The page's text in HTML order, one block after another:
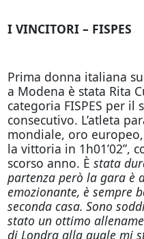
I VINCITORI – FISPES
Prima donna italiana
a Modena è stata Rita
categoria FISPES per il
consecutivo. L’atleta
mondiale, oro
la vittoria in 1h01’02”,
scorso anno. È stata
partenza però la gara è
emozionante, è sempre
seconda casa. Sono
stato un ottimo
di Londra alla quale mi